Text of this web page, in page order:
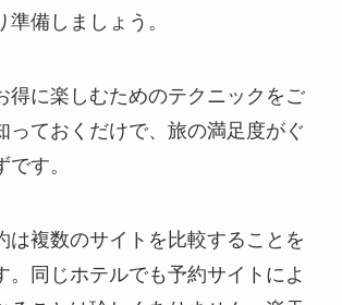
備しましょう。
得に楽しむためのテクニックをご
っておくだけで、旅の満足度がぐ
す。
は複数のサイトを比較することを
。同じホテルでも予約サイトによ